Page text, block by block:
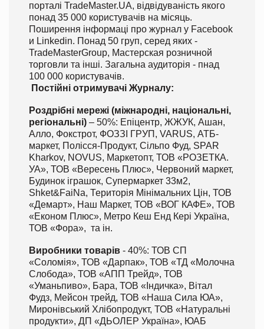
порталі TradeMaster.UA, відвідуваність якого
понад 35 000 користувачів на місяць.
Поширення інформаці про журнал у Facebook
и Linkedin. Понад 50 груп, серед яких -
TradeMasterGroup, Мастерская розничной
торговли та інші. Загальна аудиторія - пнад
100 000 користувачів.
Постійні отримувачі Журналу:
Роздрібні мережі (міжнародні, національні,
регіональні) – 50%: Епіцентр, ЖЖУК, Ашан,
Алло, Фокстрот, ФОЗЗІ ГРУП, VARUS, АТБ-
маркет, Полісся-Продукт, Сільпо Фуд, SPAR
Kharkov, NOVUS, Маркетопт, ТОВ «РОЗЕТКА.
УА», ТОВ «Вересень Плюс», Червоний маркет,
Будинок іграшок, Супермаркет 33м2,
Shket&FaiNa, Територія Мінімальних Цін, ТОВ
«Демарт», Наш Маркет, ТОВ «ВОГ КАФЕ», ТОВ
«Економ Плюс», Метро Кеш Енд Кері Україна,
ТОВ «Фора», та ін.
Виробники товарів - 40%: ТОВ СП
«Соломія», ТОВ «Дарпак», ТОВ «ТД «Молочна
Слобода», ТОВ «АПП Трейд», ТОВ
«Уманьпиво», Бара, ТОВ «Індичка», Вітал
Фудз, Мейсон трейд, ТОВ «Наша Сила ЮА»,
Миронівський Хлібопродукт, ТОВ «Натуральні
продукти», ДП «ДЬОЛЕР Україна», ЮАБ